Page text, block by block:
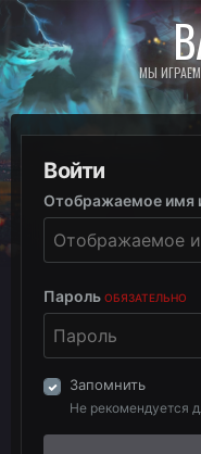
МЫ
Войти
Отображаемое имя
Пароль ОБЯЗАТЕЛЬНО
Запомнить
Не рекомендуется